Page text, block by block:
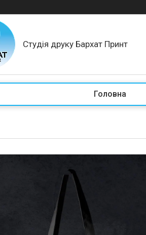
Студія друку Бархат Принт
Головна